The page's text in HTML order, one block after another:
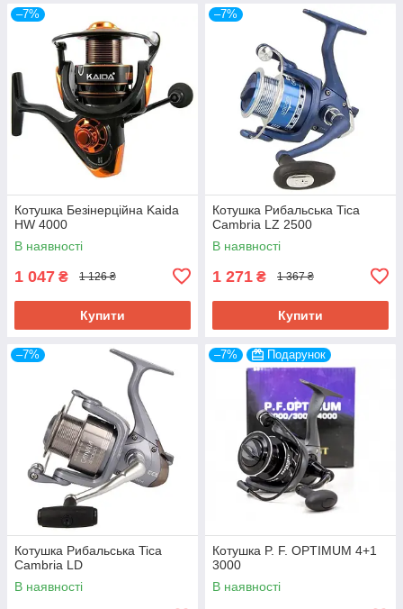
–7%
Котушка Безінерційна Kaida
HW 4000
В наявності
1 047 ₴ 1 126 ₴
Купити
–7%
Котушка Рибальська Tica
Cambria LZ 2500
В наявності
1 271 ₴ 1 367 ₴
Купити
–7%
Котушка Рибальська Tica
Cambria LD
В наявності
–7% Подарунок
Котушка P. F. OPTIMUM 4+1
3000
В наявності